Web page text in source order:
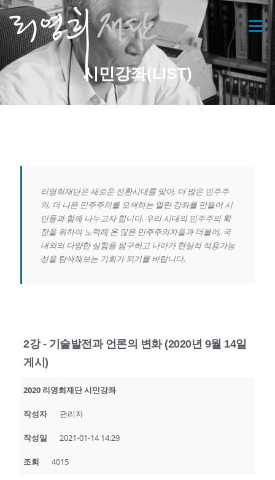
콘
텐
츠
로
바
로
기
메뉴
시민강좌(LIST)
리영희재단은 새로운 전환시대를 맞아, 더 많은 민주주
의, 더 나은 민주주의를 모색하는 열린 강좌를 만들어 시
민들과 함께 나누고자 합니다. 우리 시대의 민주주의 확
장을 위하여 노력해 온 많은 민주주의자들과 더불어, 국
내외의 다양한 실험을 탐구하고 나아가 현실적 적용가능
성을 탐색해보는 기회가 되기를 바랍니다.
2강 - 기술발전과 언론의 변화 (2020년 9월 14일
게시)
2020 리영희재단 시민강좌
작성자 관리자
작성일 2021-01-14 14:29
조회 4015